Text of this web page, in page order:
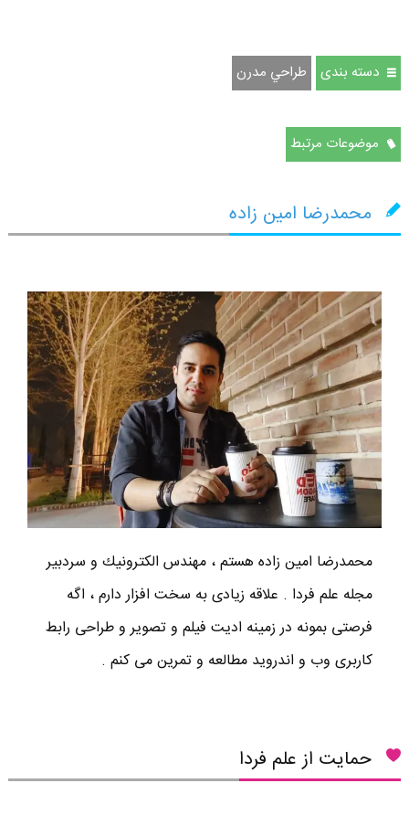
دسته بندی طراحي مدرن
موضوعات مرتبط
محمدرضا امین زاده
محمدرضا امين زاده هستم ، مهندس الكترونيك و سردبير
مجله علم فردا . علاقه زیادی به سخت افزار دارم ، اگه
فرصتی بمونه در زمینه ادیت فیلم و تصویر و طراحی رابط
کاربری وب و اندروید مطالعه و تمرین می کنم .
حمایت از علم فردا